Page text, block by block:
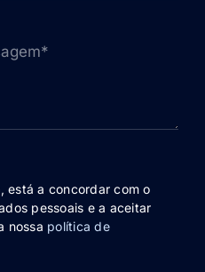
está a concordar com o
pessoais e a aceitar
nossa política de